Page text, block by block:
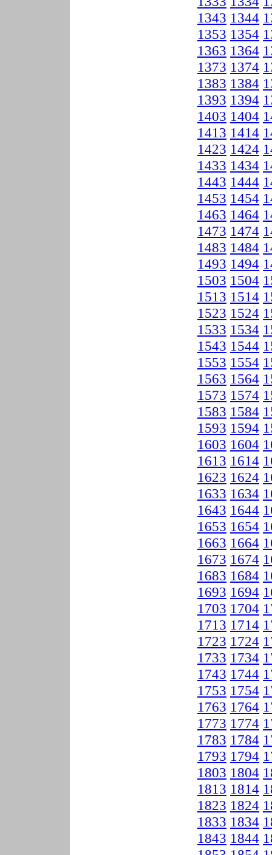
1343 1344
1353 1354
1363 1364
1373 1374
1383 1384
1393 1394
1403 1404
1413 1414
1423 1424
1433 1434
1443 1444
1453 1454
1463 1464
1473 1474
1483 1484
1493 1494
1503 1504
1513 1514
1523 1524
1533 1534
1543 1544
1553 1554
1563 1564
1573 1574
1583 1584
1593 1594
1603 1604
1613 1614
1623 1624
1633 1634
1643 1644
1653 1654
1663 1664
1673 1674
1683 1684
1693 1694
1703 1704
1713 1714
1723 1724
1733 1734
1743 1744
1753 1754
1763 1764
1773 1774
1783 1784
1793 1794
1803 1804
1813 1814
1823 1824
1833 1834
1843 1844